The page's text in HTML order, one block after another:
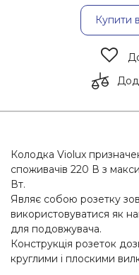
Купити
Колодка Violux
споживачів 220 В з
Вт.
Являє собою розетку
використовуватися як
для подовжувача.
Конструкція розеток
круглими і плоскими